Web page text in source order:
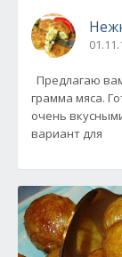
Предлагаю
грамма мяса.
очень
вариант для